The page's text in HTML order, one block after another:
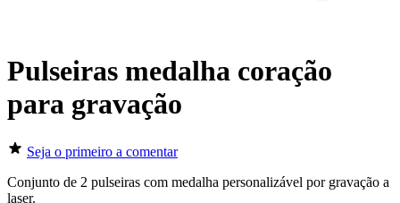
Pulseiras medalha coração
para gravação
Seja o primeiro a comentar
Conjunto de 2 pulseiras com medalha personalizável por gravação a
laser.